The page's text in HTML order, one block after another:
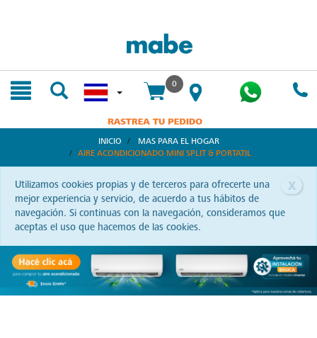
0
INICIO
MAS PARA EL HOGAR
AIRE ACONDICIONADO MINI SPLIT & PORTATIL
x
Utilizamos cookies propias y de terceros para ofrecerte una
mejor experiencia y servicio, de acuerdo a tus hábitos de
navegación. Si continuas con la navegación, consideramos que
aceptas el uso que hacemos de las cookies.